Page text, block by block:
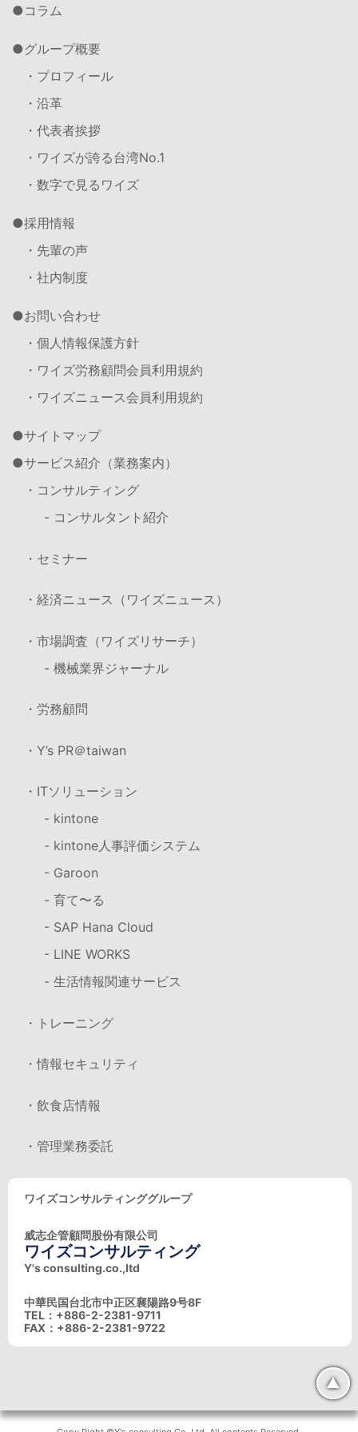
コラム
グループ概要
・プロフィール
・沿革
・代表者挨拶
・ワイズが誇る台湾No.1
・数字で見るワイズ
採用情報
・先輩の声
・社内制度
お問い合わせ
・個人情報保護方針
・ワイズ労務顧問会員利用規約
・ワイズニュース会員利用規約
サイトマップ
サービス紹介（業務案内）
・コンサルティング
- コンサルタント紹介
・セミナー
・経済ニュース（ワイズニュース）
・市場調査（ワイズリサーチ）
- 機械業界ジャーナル
・労務顧問
・Y’s PR＠taiwan
・ITソリューション
- kintone
- kintone人事評価システム
- Garoon
- 育て〜る
- SAP Hana Cloud
- LINE WORKS
- 生活情報関連サービス
・トレーニング
・情報セキュリティ
・飲食店情報
・管理業務委託
ワイズコンサルティンググループ
威志企管顧問股份有限公司
ワイズコンサルティング
Y's consulting.co.,ltd
中華民国台北市中正区襄陽路9号8F
TEL：+886-2-2381-9711
FAX：+886-2-2381-9722
▲